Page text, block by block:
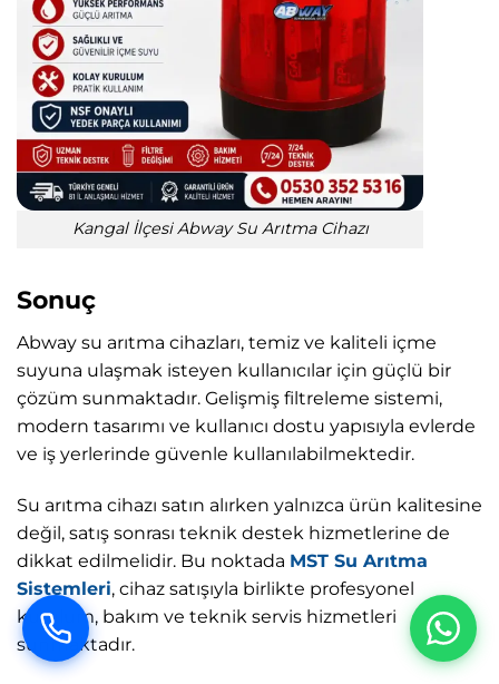
Kangal İlçesi Abway Su Arıtma Cihazı
Sonuç
Abway su arıtma cihazları, temiz ve kaliteli içme
suyuna ulaşmak isteyen kullanıcılar için güçlü bir
çözüm sunmaktadır. Gelişmiş filtreleme sistemi,
modern tasarımı ve kullanıcı dostu yapısıyla evlerde
ve iş yerlerinde güvenle kullanılabilmektedir.
Su arıtma cihazı satın alırken yalnızca ürün kalitesine
değil, satış sonrası teknik destek hizmetlerine de
dikkat edilmelidir. Bu noktada MST Su Arıtma
Sistemleri, cihaz satışıyla birlikte profesyonel
kurulum, bakım ve teknik servis hizmetleri
sunmaktadır.